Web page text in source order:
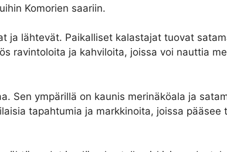
Komorien saariin.
ja lähtevät. Paikalliset kalastajat tuovat
ravintoloita ja kahviloita, joissa voi nauttia
Sen ympärillä on kaunis merinäköala ja
tapahtumia ja markkinoita, joissa pääsee